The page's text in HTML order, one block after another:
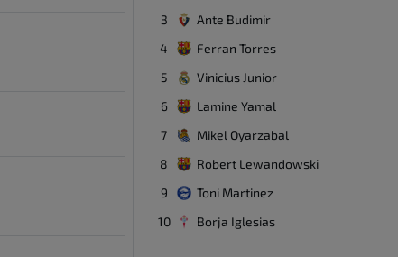
3
Ante Budimir
4
Ferran Torres
5
Vinicius Junior
6
Lamine Yamal
7
Mikel Oyarzabal
8
Robert Lewandowski
9
Toni Martinez
10
Borja Iglesias